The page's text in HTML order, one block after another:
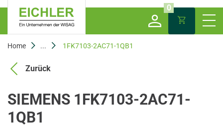
0
Home ... 1FK7103-2AC71-1QB1
Zurück
SIEMENS 1FK7103-2AC71-
1QB1